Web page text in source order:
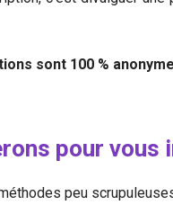
sont 100 %
pour
peu